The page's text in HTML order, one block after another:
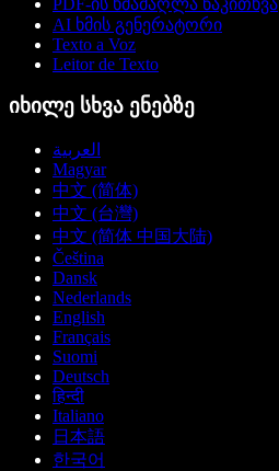
AI ხმის გენერატორი
Texto a Voz
Leitor de Texto
იხილე სხვა ენებზე
العربية
Magyar
中文 (简体)
中文 (台灣)
中文 (简体 中国大陆)
Čeština
Dansk
Nederlands
English
Français
Suomi
Deutsch
हिन्दी
Italiano
日本語
한국어